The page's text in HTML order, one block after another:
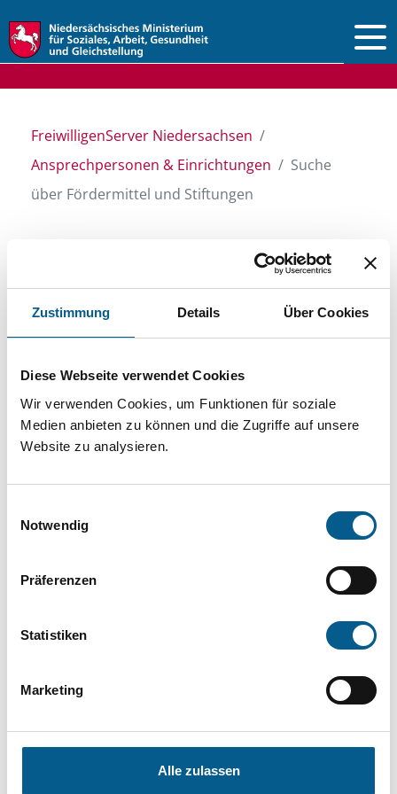
Zustimmung Details Über Cookies
Diese Webseite verwendet Cookies
Wir verwenden Cookies, um Funktionen für soziale
Medien anbieten zu können und die Zugriffe auf unsere
Website zu analysieren.
Notwendig
Präferenzen
Statistiken
Marketing
Alle zulassen
FreiwilligenServer Niedersachsen
Ansprechpersonen & Einrichtungen
Suche
über Fördermittel und Stiftungen
Suche über Stiftungen
und Fördermittel
Sie suchen finanzielle Unterstützung für ein
Projekt oder ein Vorhaben? Hier können Sie
direkt über unsere Fördermitteldatenbank und
beachten.
Bitte Suchbegriff eingeben. Ergebnisse
Kategorien verfeinert werden.
Suchen
Aktive Filter: